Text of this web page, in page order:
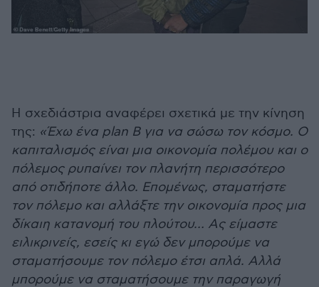
Η σχεδιάστρια αναφέρει σχετικά με την κίνηση
της: «Έχω ένα plan B για να σώσω τον κόσμο. Ο
καπιταλισμός είναι μια οικονομία πολέμου και ο
πόλεμος ρυπαίνει τον πλανήτη περισσότερο
από οτιδήποτε άλλο. Επομένως, σταματήστε
τον πόλεμο και αλλάξτε την οικονομία προς μια
δίκαιη κατανομή του πλούτου… Ας είμαστε
ειλικρινείς, εσείς κι εγώ δεν μπορούμε να
σταματήσουμε τον πόλεμο έτσι απλά. Αλλά
μπορούμε να σταματήσουμε την παραγωγή